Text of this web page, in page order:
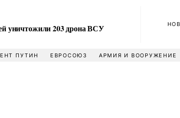
уничтожили 203 дрона ВСУ
ПУТИН ЕВРОСОЮЗ АРМИЯ И ВООРУЖЕНИЕ